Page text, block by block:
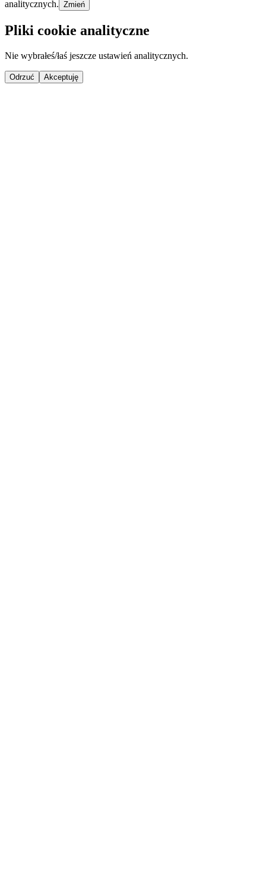
analitycznych. Zmień
Pliki cookie analityczne
Nie wybrałeś/łaś jeszcze ustawień analitycznych.
Odrzuć Akceptuję